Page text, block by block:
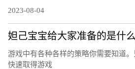
2023-08-04
妲己宝宝给大家准备的是什
游戏中有各种各样的策略你需要知道
快速取得游戏